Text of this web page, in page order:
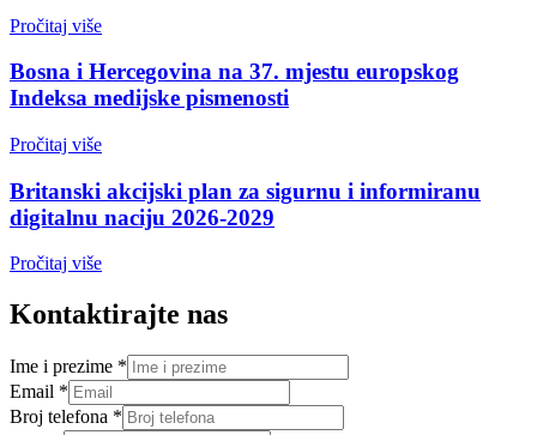
Pročitaj više
Bosna i Hercegovina na 37. mjestu europskog
Indeksa medijske pismenosti
Pročitaj više
Britanski akcijski plan za sigurnu i informiranu
digitalnu naciju 2026-2029
Pročitaj više
Kontaktirajte nas
Ime i prezime *
Email *
Broj telefona *